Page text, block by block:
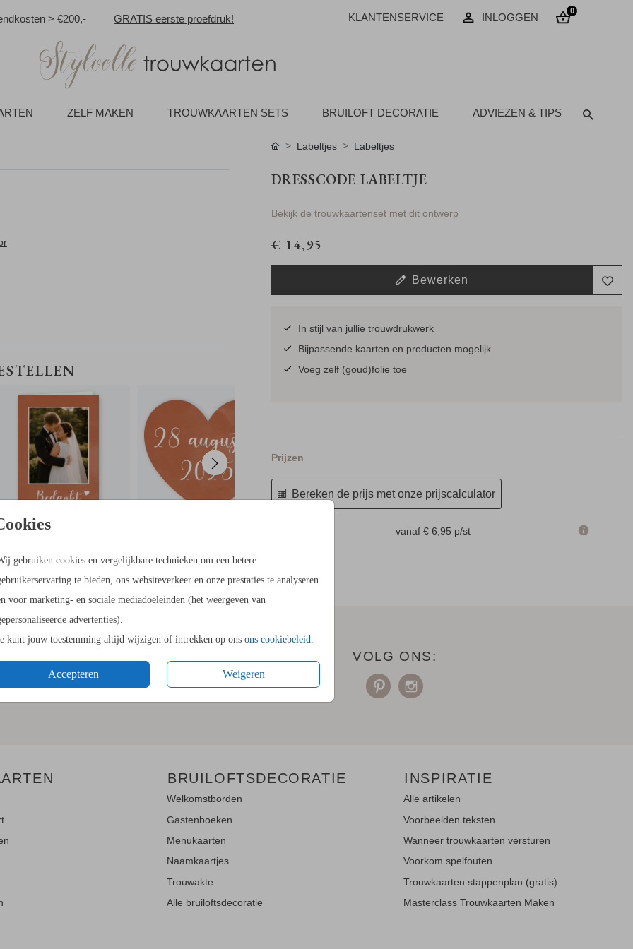
> €200,- GRATIS eerste proefdruk! KLANTENSERVICE INLOGGEN
0
ZELF MAKEN TROUWKAARTEN SETS BRUILOFT DECORATIE ADVIEZEN & TIPS
gebruiken cookies en vergelijkbare technieken om een betere
te bieden, ons websiteverkeer en onze prestaties te analyseren
voor marketing- en sociale mediadoeleinden (het weergeven van
advertenties).
kunt jouw toestemming altijd wijzigen of intrekken op ons ons cookiebeleid
Accepteren Weigeren
Labeltjes Labeltjes
DRESSCODE LABELTJE
Bekijk de trouwkaartenset met dit ontwerp
€ 14,95
Bewerken
In stijl van jullie trouwdrukwerk
Bijpassende kaarten en producten mogelijk
Voeg zelf (goud)folie toe
Prijzen
Bereken de prijs met onze prijscalculator
vanaf € 6,95 p/st
UPDATES"!
en blijf op de hoogte van de
VOLG ONS:
BRUILOFTSDECORATIE
Welkomstborden
Gastenboeken
Menukaarten
Naamkaartjes
Trouwakte
Alle bruiloftsdecoratie
INSPIRATIE
Alle artikelen
Voorbeelden teksten
Wanneer trouwkaarten versturen
Voorkom spelfouten
Trouwkaarten stappenplan (gratis)
Masterclass Trouwkaarten Maken